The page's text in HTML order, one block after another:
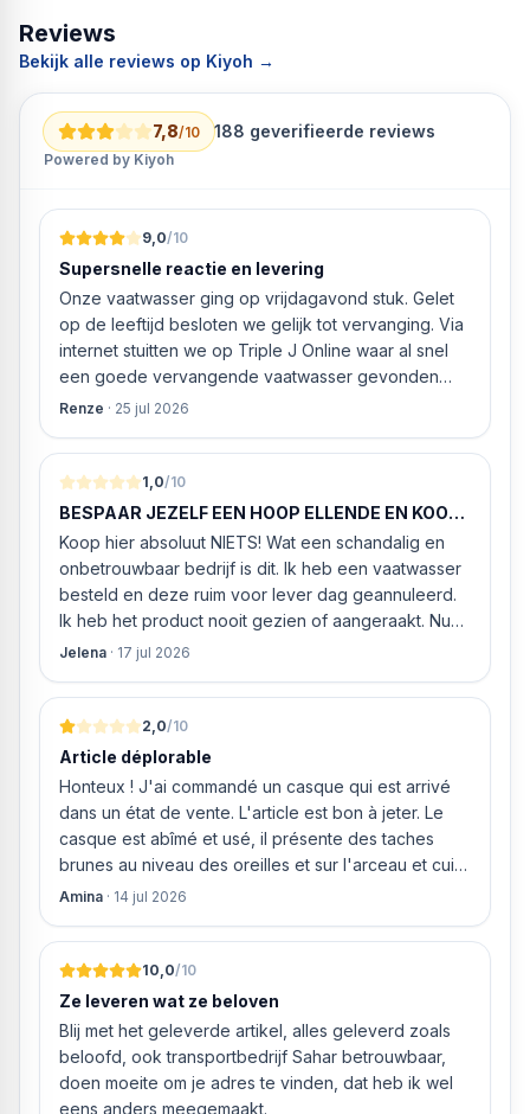
Reviews
Bekijk alle reviews op Kiyoh →
7,8/10 188 geverifieerde reviews
Powered by Kiyoh
9,0/10
Supersnelle reactie en levering
Onze vaatwasser ging op vrijdagavond stuk. Gelet
op de leeftijd besloten we gelijk tot vervanging. Via
internet stuitten we op Triple J Online waar al snel
een goede vervangende vaatwasser gevonden
werd. ‘s Ochtends even gebeld met de
geïnstalleerd kan worden. Dit bleek het geval tegen
alleszins concurrente prijzen. De vriendelijke
medewerker gaf aan dat, als we gelijk via de
website gingen bestellen en betalen, hij z’n best
ging doen om ‘s middags nog te leveren. Het
bleken geen loze woorden: om 16.00 uur werd de
Neff vaatwasser geleverd en ver
Renze · 25 jul 2026
1,0/10
BESPAAR JEZELF EEN HOOP ELLENDE EN KOOP
HIER NIETS!
Koop hier absoluut NIETS! Wat een schandalig en
onbetrouwbaar bedrijf is dit. Ik heb een vaatwasser
besteld en deze ruim voor lever dag geannuleerd.
Ik heb het product nooit gezien of aangeraakt. Nu
weigeren ze gewoon om mijn geld volledig terug te
van MIJN geld inhouden!
Jelena · 17 jul 2026
2,0/10
Article déplorable
Honteux ! J'ai commandé un casque qui est arrivé
dans un état de vente. L'article est bon à jeter. Le
casque est abîmé et usé, il présente des taches
brunes au niveau des oreilles et sur l'arceau et cuir
qui est craquelé ! Les coussins sont eux « dégonflés
Amina · 14 jul 2026
10,0/10
Ze leveren wat ze beloven
Blij met het geleverde artikel, alles geleverd zoals
beloofd, ook transportbedrijf Sahar betrouwbaar,
doen moeite om je adres te vinden, dat heb ik wel
eens anders meegemaakt.